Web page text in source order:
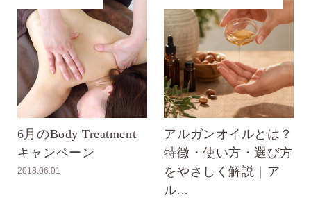
6月のBody Treatment
キャンペーン
2018.06.01
アルガンオイルとは？
特徴・使い方・選び方
をやさしく解説｜ア
ル...